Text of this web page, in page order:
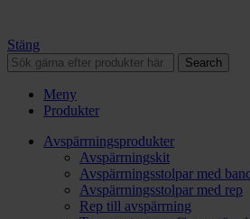
Stäng
Search
Meny
Produkter
Avspärrningsprodukter
Avspärrningskit
Avspärrningsstolpar med
Avspärrningsstolpar med rep
Rep till avspärrning